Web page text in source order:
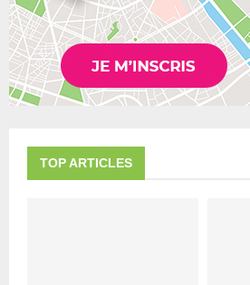
TOP ARTICLES